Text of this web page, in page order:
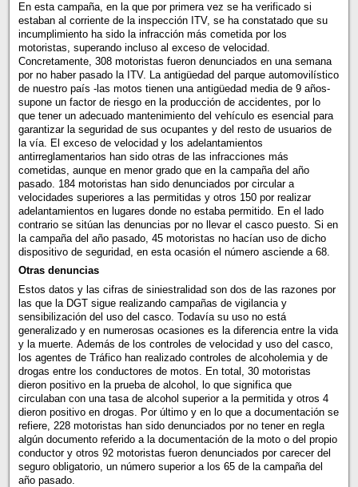
En esta campaña, en la que por primera vez se ha verificado si
estaban al corriente de la inspección ITV, se ha constatado que su
incumplimiento ha sido la infracción más cometida por los
motoristas, superando incluso al exceso de velocidad.
Concretamente, 308 motoristas fueron denunciados en una semana
por no haber pasado la ITV. La antigüedad del parque automovilístico
de nuestro país -las motos tienen una antigüedad media de 9 años-
supone un factor de riesgo en la producción de accidentes, por lo
que tener un adecuado mantenimiento del vehículo es esencial para
garantizar la seguridad de sus ocupantes y del resto de usuarios de
la vía. El exceso de velocidad y los adelantamientos
antirreglamentarios han sido otras de las infracciones más
cometidas, aunque en menor grado que en la campaña del año
pasado. 184 motoristas han sido denunciados por circular a
velocidades superiores a las permitidas y otros 150 por realizar
adelantamientos en lugares donde no estaba permitido. En el lado
contrario se sitúan las denuncias por no llevar el casco puesto. Si en
la campaña del año pasado, 45 motoristas no hacían uso de dicho
dispositivo de seguridad, en esta ocasión el número asciende a 68.
Otras denuncias
Estos datos y las cifras de siniestralidad son dos de las razones por
las que la DGT sigue realizando campañas de vigilancia y
sensibilización del uso del casco. Todavía su uso no está
generalizado y en numerosas ocasiones es la diferencia entre la vida
y la muerte. Además de los controles de velocidad y uso del casco,
los agentes de Tráfico han realizado controles de alcoholemia y de
drogas entre los conductores de motos. En total, 30 motoristas
dieron positivo en la prueba de alcohol, lo que significa que
circulaban con una tasa de alcohol superior a la permitida y otros 4
dieron positivo en drogas. Por último y en lo que a documentación se
refiere, 228 motoristas han sido denunciados por no tener en regla
algún documento referido a la documentación de la moto o del propio
conductor y otros 92 motoristas fueron denunciados por carecer del
seguro obligatorio, un número superior a los 65 de la campaña del
año pasado.